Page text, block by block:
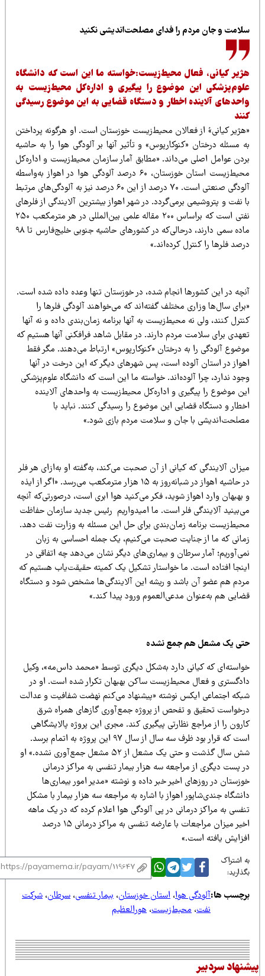
و جان مردم را فدای مصلحت‌اندیشی نکنید
کیانی، فعال محیط‌زیست:خواسته ما این است که دانشگاه
این موضوع را پیگیری و اداره‌کل محیط‌زیست به
آلاینده اخطار و دستگاه قضایی به این موضوع رسیدگی
کیانی»ُ از فعالان محیط‌زیست خوزستان است. او هرگونه پرداختن
مسئله درختان «کنوکارپوس» و تأثیر آنها بر آلودگی هوا را به حاشیه
عوامل اصلی می‌داند. «مطابق آمار سازمان محیط‌زیست و اداره‌کل
محیط‌زیست استان خوزستان،‌ ۶۰ درصد آلودگی هوا در اهواز به‌واسطه
آلودگی‌ صنعتی است. ۷۰ درصد از این ۶۰ درصد نیز به آلودگی‌های مرتبط
نفت و پتروشیمی‌ برمی‌گردد. در شهر اهواز بیشترین آلایندگی از فلرهای
نفتی است که براساس ۲۰۰ مقاله علمی بین‌المللی در هر مترمکعب ۲۵۰
ماده سمی‌ دارند، درحالی‌که در کشورهای حاشیه جنوبی خلیج‌فارس تا ۹۸
فلرها را کنترل کرده‌اند.»
در این کشورها انجام شده، در خوزستان تنها وعده داده شده است.
سال‌ها وزاری مختلف گفته‌اند که می‌خواهندآلودگی فلرها را
کنند،ولی نه محیط‌زیست به آنها برنامه زمان‌بندی داده و نه آنها
برای سلامت مردم دارند. در مقابل شاهد فرافکنی آنها هستیم که
آلودگی را به درختان «کنوکارپوس» ارتباط می‌دهند. مگر فقط
در استان آلوده است،‌ پس شهرهای دیگر که این درخت در آنها
ندارد، چرا آلوده‌اند. خواسته ما این است که دانشگاه علوم‌پزشکی
موضوع را پیگیری و اداره‌کل محیط‌زیست به واحدهای آلاینده
و دستگاه قضایی این موضوع را رسیدگی کنند. نباید با
با جان و سلامت مردم بازی شود.»
آلایندگی که کیانی از آن صحبت می‌کند، به‌گفته او به‌ازای هر فلر
در حاشیه اهواز در شبانه‌روز به ۱۵ هزار مترمکعب می‌رسد. «اگر از ایذه
بهبهان وارد اهواز شوید، فکر می‌کنید هوا ابری است، درصورتی‌که آنچه
آلایندگی فلر است. ما امیدواریم رئیس جدید سازمان حفاظت
برنامه زمان‌بندی برای حل این مسئله به وزارت نفت دهد.
که ما از جنایت صحبت می‌کنیم، یک جمله احساسی به زبان
آمار سرطان و بیماری‌های دیگر نشان می‌دهد چه اتفاقی در
افتاده است. ما خواستار تشکیل یک کمیته حقیقت‌یاب هستیم که
هم عضو آن باشد و ریشه این آلایندگی‌ها مشخص شود و دستگاه
هم به‌عنوان مدعی‌العموم ورود پیدا کند.»
یک مشعل هم جمع نشده
که کیانی دارد به‌شکل دیگری توسط «محمد داس‌مه»، وکیل
و فعال محیط‌زیست ساکن بهبهان تکرار شده است. او در
اجتماعی ایکس نوشته «پیشنهاد می‌کنم نهضت شفافیت و عدالت
تحقیق و تفحص از پروژه جمع‌آوری گازهای همراه شرق
را از مراجع نظارتی پیگیری کند. مجری این پروژه پالایشگاهی
است که قرار بود ظرف سه سال از سال ۹۷ این پروژه به اتمام برسد.
شش سال گذشت و حتی یک مشعل از ۵۲ مشعل جمع‌آوری نشده.» او
پست دیگری از مراجعه سه هزار بیمار تنفسی به مراکز درمانی
در روزهای اخیر خبر داده و نوشته «مدیر امور بیماری‌ها
جندی‌شاپور اهواز با اشاره به مراجعه سه هزار بیمار با مشکل
به مراکز درمانی در پی آلودگی هوا اعلام کرده که در یک ماهه
اخیر میزان مراجعات با عارضه تنفسی به مراکز درمانی ۱۵ درصد
یافته است.»
اشتراک
ها:آلودگی هوا،استان خوزستان،بیمار تنفسی،سرطان،شرکت
محیط‌زیست،هورالعظیم
سردبیر